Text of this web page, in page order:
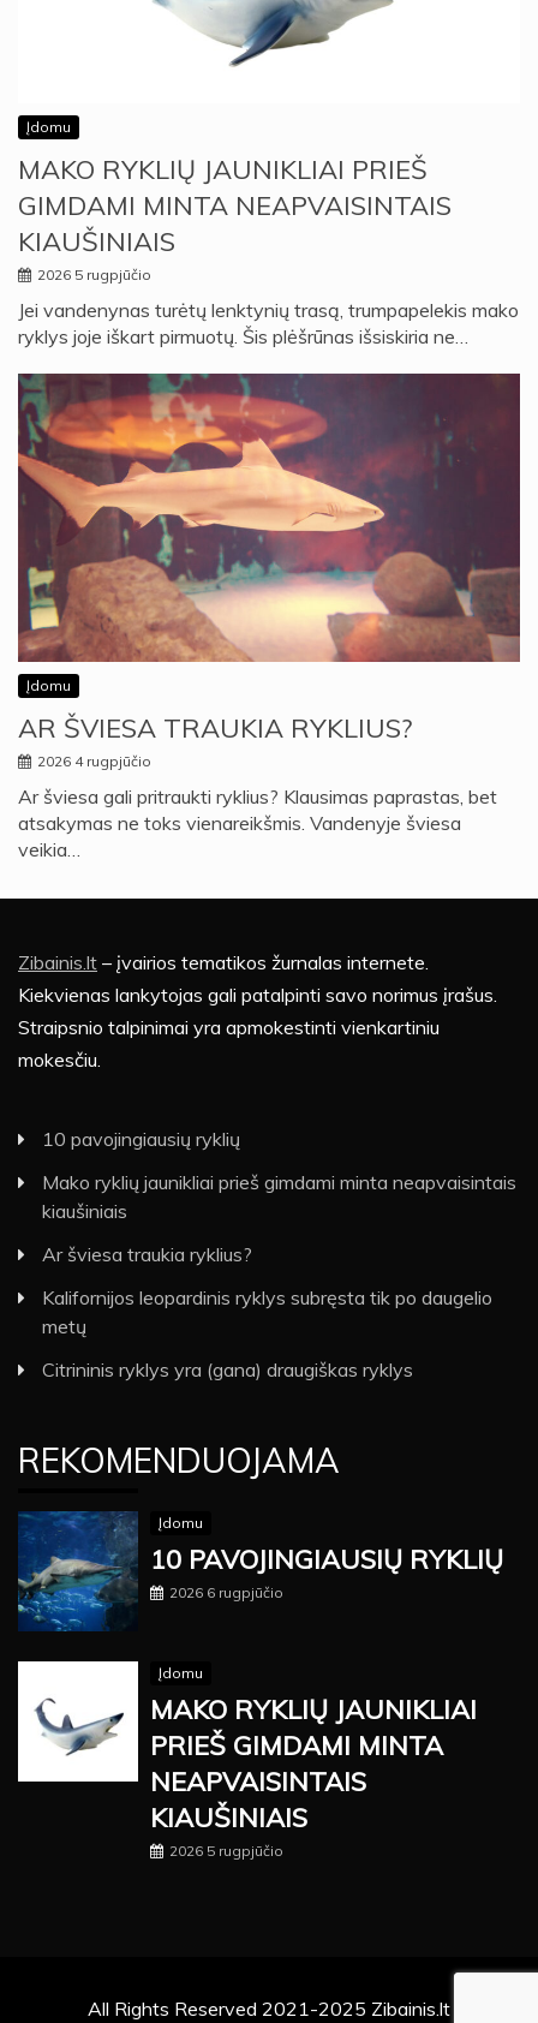
Įdomu
MAKO RYKLIŲ JAUNIKLIAI PRIEŠ
GIMDAMI MINTA NEAPVAISINTAIS
KIAUŠINIAIS
2026 5 rugpjūčio
Jei vandenynas turėtų lenktynių trasą, trumpapelekis mako
ryklys joje iškart pirmuotų. Šis plėšrūnas išsiskiria ne…
Įdomu
AR ŠVIESA TRAUKIA RYKLIUS?
2026 4 rugpjūčio
Ar šviesa gali pritraukti ryklius? Klausimas paprastas, bet
atsakymas ne toks vienareikšmis. Vandenyje šviesa
veikia…
Zibainis.lt – įvairios tematikos žurnalas internete.
Kiekvienas lankytojas gali patalpinti savo norimus įrašus.
Straipsnio talpinimai yra apmokestinti vienkartiniu
mokesčiu.
10 pavojingiausių ryklių
Mako ryklių jaunikliai prieš gimdami minta neapvaisintais
kiaušiniais
Ar šviesa traukia ryklius?
Kalifornijos leopardinis ryklys subręsta tik po daugelio
metų
Citrininis ryklys yra (gana) draugiškas ryklys
REKOMENDUOJAMA
Įdomu
10 PAVOJINGIAUSIŲ RYKLIŲ
2026 6 rugpjūčio
Įdomu
MAKO RYKLIŲ JAUNIKLIAI
PRIEŠ GIMDAMI MINTA
NEAPVAISINTAIS
KIAUŠINIAIS
2026 5 rugpjūčio
All Rights Reserved 2021-2025 Zibainis.lt